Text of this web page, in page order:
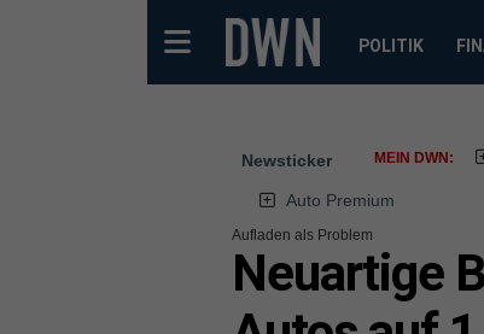
POLITIK
Newsticker MEIN DWN:
Auto Premium
Aufladen als Problem
Neuartige